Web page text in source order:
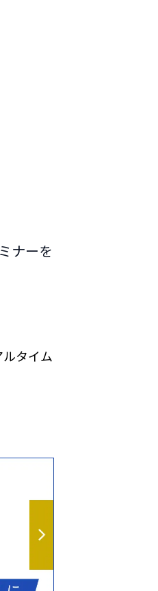
ナーを
タイム